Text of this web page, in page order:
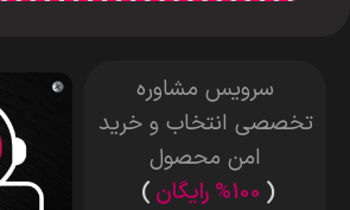
سرویس مشاوره
تخصصی انتخاب و خرید
امن محصول
( %100 رایگان )